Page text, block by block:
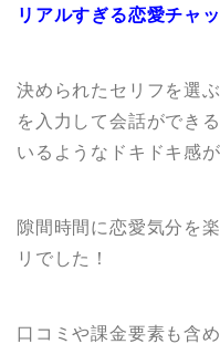
リアルすぎる恋愛チャ
決められたセリフを選
を入力して会話ができ
いるようなドキドキ感
隙間時間に恋愛気分を
リでした！
口コミや課金要素も含